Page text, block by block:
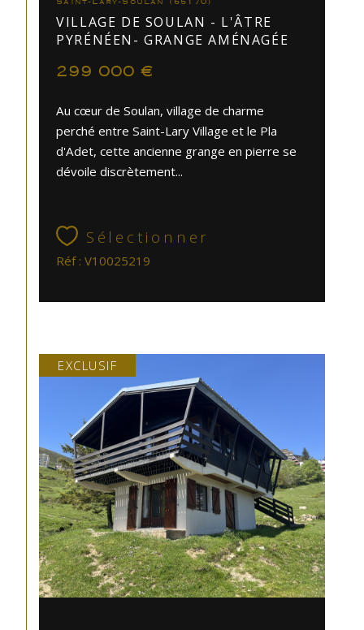
VILLAGE DE SOULAN - L'ÂTRE
PYRÉNÉEN- GRANGE AMÉNAGÉE
299 000 €
Au cœur de Soulan, village de charme
perché entre Saint-Lary Village et le Pla
d'Adet, cette ancienne grange en pierre se
dévoile discrètement...
Sélectionner
Réf : V10025219
EXCLUSIF